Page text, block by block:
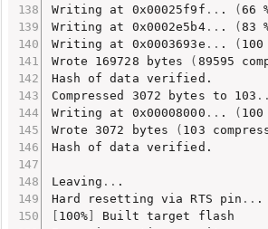
Writing at 0x00025f9f .. . (66
Writing at 0x0002e5b4.. . (83
Writing at 0x0003693e .. . ( 100
Wrote 169728 bytes
( 89595
Hash of data verified.
Compressed 3072 bytes to 103 ..
Writing at 0x00008000 .. . ( 100
Wrote 3072 bytes
( 103
Hash of data verified.
Leaving .. .
Hard resetting via RTS pin ..
100%
Built target flash